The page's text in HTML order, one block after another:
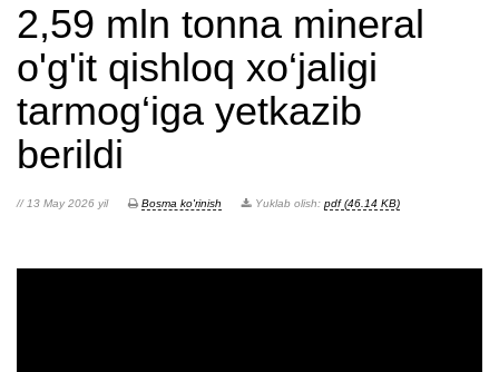
2,59 mln tonna mineral
o'g'it qishloq xo‘jaligi
tarmog‘iga yetkazib
berildi
// 13 May 2026 yil Bosma ko'rinish Yuklab olish: pdf (46.14 KB)